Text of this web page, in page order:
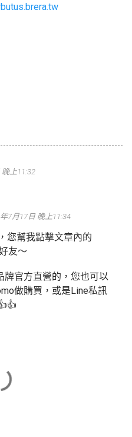
上11:32
7月17日 晚上11:34
您幫我點擊文章內的
友～
牌官方直營的，您也可以
做購買，或是Line私訊